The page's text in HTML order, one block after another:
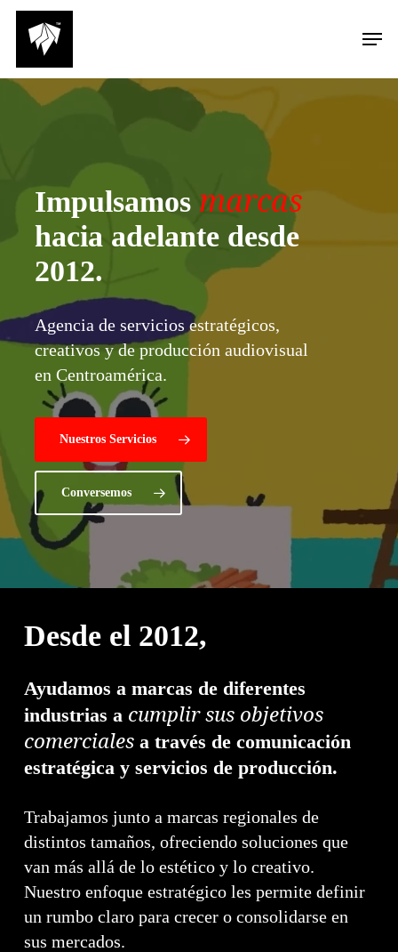
Skip
main
content
Menu
Impulsamos marcas
hacia adelante desde
2012.
Agencia de servicios estratégicos,
creativos y de producción audiovisual
en Centroamérica.
Nuestros Servicios
Conversemos
Desde el 2012,
Ayudamos a marcas de diferentes
industrias a cumplir sus objetivos
comercialesa través de comunicación
estratégica y servicios de producción.
Trabajamos junto a marcas regionales de
distintos tamaños, ofreciendo soluciones que
van más allá de lo estético y lo creativo.
Nuestro enfoque estratégico les permite definir
un rumbo claro para crecer o consolidarse en
sus mercados.